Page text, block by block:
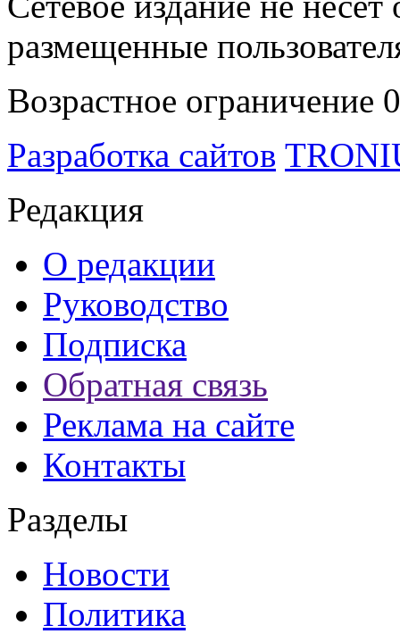
размещенные
Возрастное ограничение
Разработка сайтов
Редакция
О редакции
Руководство
Подписка
Обратная связь
Реклама на сайте
Контакты
Разделы
Новости
Политика